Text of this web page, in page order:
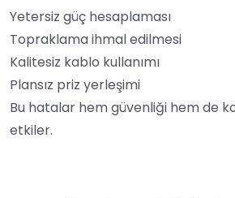
Yetersiz güç hesaplaması
Topraklama ihmal edilmesi
Kalitesiz kablo kullanımı
Plansız priz yerleşimi
Bu hatalar hem güvenliği hem de
etkiler.